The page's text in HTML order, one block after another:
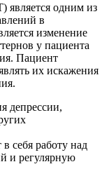
является одним из
в
изменение
у пациента
Пациент
их искажения
депрессии,
себя работу над
и регулярную